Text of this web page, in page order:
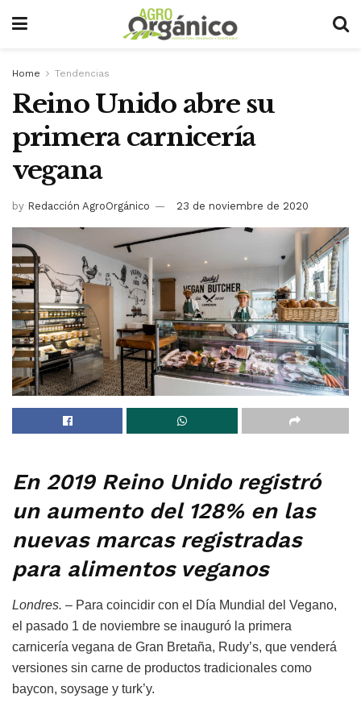
Home Tendencias
Reino Unido abre su
primera carnicería
vegana
by Redacción AgroOrgánico 23 de noviembre de 2020
En 2019 Reino Unido registró
un aumento del 128% en las
nuevas marcas registradas
para alimentos veganos
Londres. – Para coincidir con el Día Mundial del Vegano,
el pasado 1 de noviembre se inauguró la primera
carnicería vegana de Gran Bretaña, Rudy’s, que venderá
versiones sin carne de productos tradicionales como
baycon, soysage y turk’y.